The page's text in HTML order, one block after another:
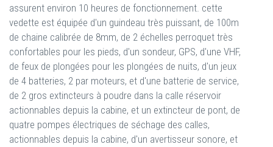
assurent environ 10 heures de fonctionnement. cette
vedette est équipée d'un guindeau très puissant, de 100m
de chaine calibrée de 8mm, de 2 échelles perroquet très
confortables pour les pieds, d'un sondeur, GPS, d'une VHF,
de feux de plongées pour les plongées de nuits, d'un jeux
de 4 batteries, 2 par moteurs, et d'une batterie de service,
de 2 gros extincteurs à poudre dans la calle réservoir
actionnables depuis la cabine, et un extincteur de pont, de
quatre pompes électriques de séchage des calles,
actionnables depuis la cabine, d'un avertisseur sonore, et